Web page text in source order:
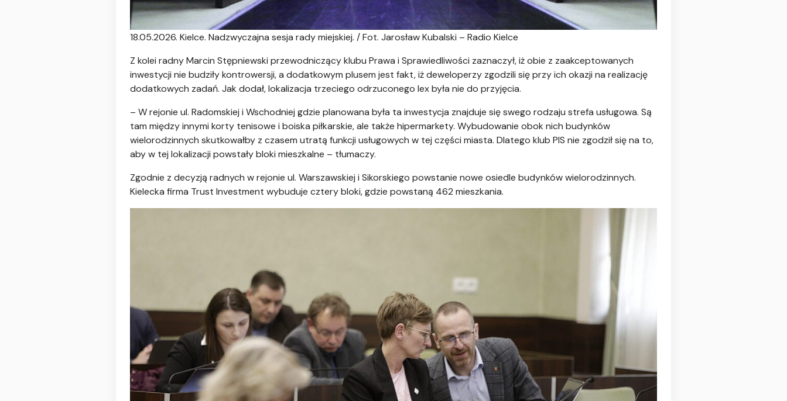
18.05.2026. Kielce. Nadzwyczajna sesja rady miejskiej. / Fot. Jarosław Kubalski – Radio Kielce
Z kolei radny Marcin Stępniewski przewodniczący klubu Prawa i Sprawiedliwości zaznaczył, iż obie z zaakceptowanych
inwestycji nie budziły kontrowersji, a dodatkowym plusem jest fakt, iż deweloperzy zgodzili się przy ich okazji na realizację
dodatkowych zadań. Jak dodał, lokalizacja trzeciego odrzuconego lex była nie do przyjęcia.
– W rejonie ul. Radomskiej i Wschodniej gdzie planowana była ta inwestycja znajduje się swego rodzaju strefa usługowa. Są
tam między innymi korty tenisowe i boiska piłkarskie, ale także hipermarkety. Wybudowanie obok nich budynków
wielorodzinnych skutkowałby z czasem utratą funkcji usługowych w tej części miasta. Dlatego klub PIS nie zgodził się na to,
aby w tej lokalizacji powstały bloki mieszkalne – tłumaczy.
Zgodnie z decyzją radnych w rejonie ul. Warszawskiej i Sikorskiego powstanie nowe osiedle budynków wielorodzinnych.
Kielecka firma Trust Investment wybuduje cztery bloki, gdzie powstaną 462 mieszkania.